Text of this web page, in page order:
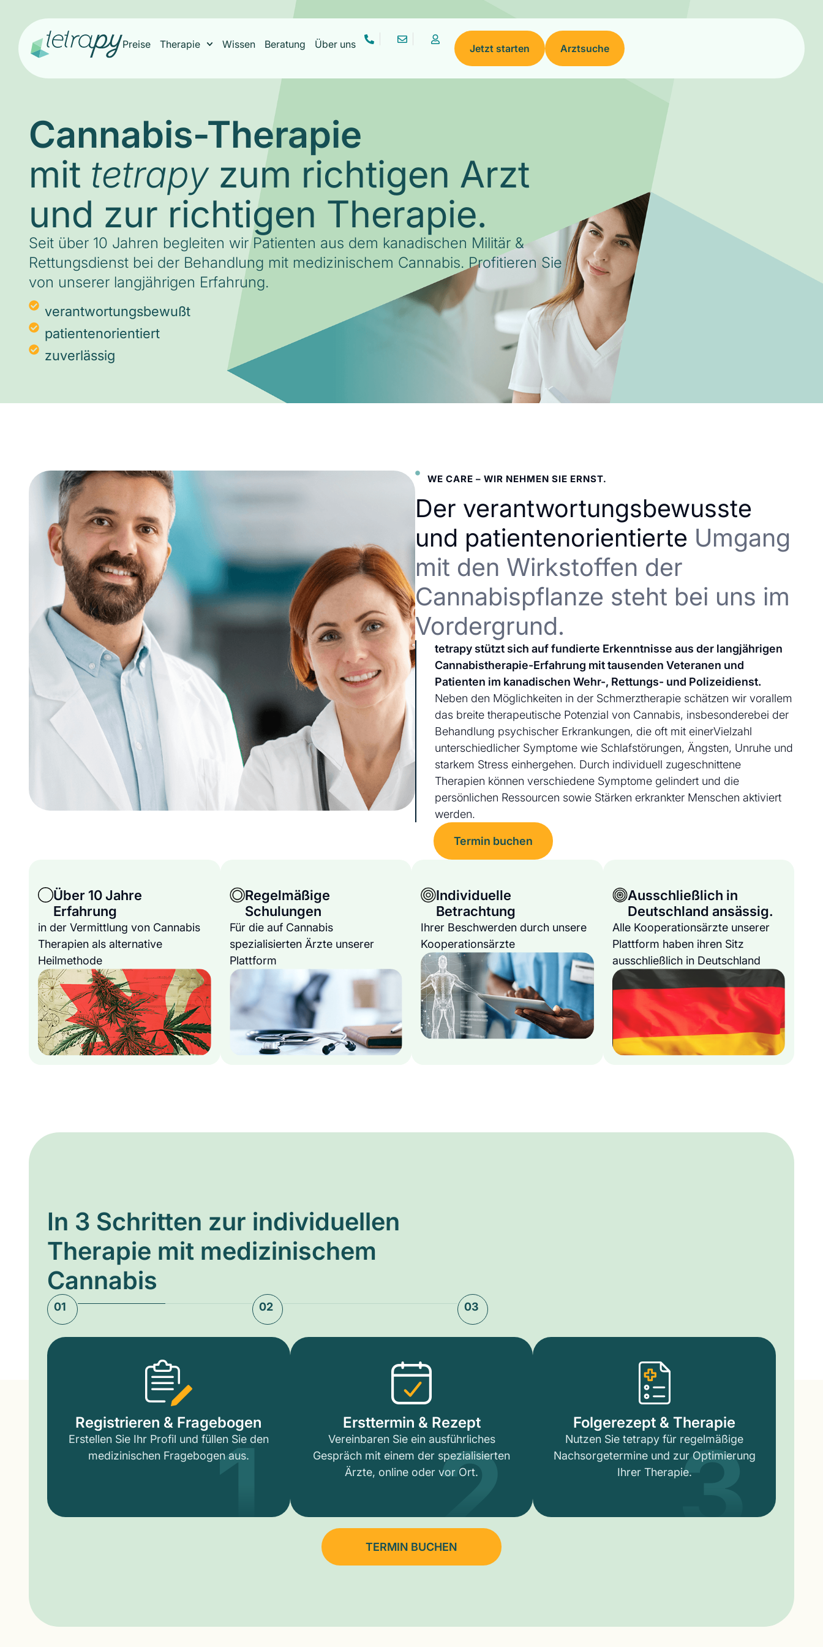
Preise Therapie Wissen Beratung Über uns Jetzt starten Arztsuche
Cannabis-Therapie
mit tetrapyzum richtigen Arzt
und zur richtigen Therapie.
Seit über 10 Jahren begleiten wir Patienten aus dem kanadischen Militär &
Rettungsdienst bei der Behandlung mit medizinischem Cannabis. Profitieren Sie
von unserer langjährigen Erfahrung.
verantwortungsbewußt
patientenorientiert
zuverlässig
WE CARE – WIR NEHMEN SIE ERNST.
Der verantwortungsbewusste
und patientenorientierte Umgang
mit den Wirkstoffen der
Cannabispflanze steht bei uns im
Vordergrund.
tetrapy stützt sich auf fundierte Erkenntnisse aus der langjährigen
Cannabistherapie-Erfahrung mit tausenden Veteranen und
Patienten im kanadischen Wehr-, Rettungs- und Polizeidienst.
Neben den Möglichkeiten in der Schmerztherapie schätzen wir vorallem
das breite therapeutische Potenzial von Cannabis, insbesonderebei der
Behandlung psychischer Erkrankungen, die oft mit einerVielzahl
unterschiedlicher Symptome wie Schlafstörungen, Ängsten, Unruhe und
starkem Stress einhergehen. Durch individuell zugeschnittene
Therapien können verschiedene Symptome gelindert und die
persönlichen Ressourcen sowie Stärken erkrankter Menschen aktiviert
werden.
Termin buchen
Über 10 Jahre
Erfahrung
in der Vermittlung von Cannabis
Therapien als alternative
Heilmethode
Regelmäßige
Schulungen
Für die auf Cannabis
spezialisierten Ärzte unserer
Plattform
Individuelle
Betrachtung
Ihrer Beschwerden durch unsere
Kooperationsärzte
Ausschließlich in
Deutschland ansässig.
Alle Kooperationsärzte unserer
Plattform haben ihren Sitz
ausschließlich in Deutschland
In 3 Schritten zur individuellen
Therapie mit medizinischem
Cannabis
01 02 03
Registrieren & Fragebogen
Erstellen Sie Ihr Profil und füllen Sie den
medizinischen Fragebogen aus.
1 Ersttermin & Rezept
Vereinbaren Sie ein ausführliches
Gespräch mit einem der spezialisierten
Ärzte, online oder vor Ort.
2 Folgerezept & Therapie
Nutzen Sie tetrapy für regelmäßige
Nachsorgetermine und zur Optimierung
Ihrer Therapie.3
TERMIN BUCHEN